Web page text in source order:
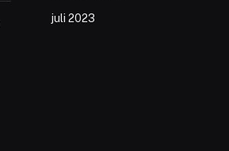
juli 2023